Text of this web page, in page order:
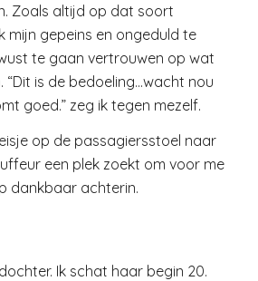
Zoals altijd op dat soort
mijn gepeins en ongeduld te
te gaan vertrouwen op wat
“Dit is de bedoeling…wacht nou
goed.” zeg ik tegen mezelf.
op de passagiersstoel naar
een plek zoekt om voor me
dankbaar achterin.
Ik schat haar begin 20.